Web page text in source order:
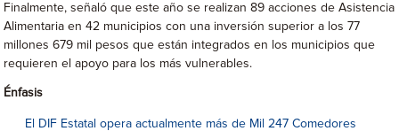
Finalmente, señaló que este año se realizan 89 acciones de Asistencia
Alimentaria en 42 municipios con una inversión superior a los 77
millones 679 mil pesos que están integrados en los municipios que
requieren el apoyo para los más vulnerables.
Énfasis
El DIF Estatal opera actualmente más de Mil 247 Comedores